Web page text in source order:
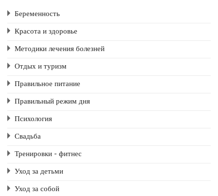
Беременность
Красота и здоровье
Методики лечения болезней
Отдых и туризм
Правильное питание
Правильный режим дня
Психология
Свадьба
Тренировки - фитнес
Уход за детьми
Уход за собой